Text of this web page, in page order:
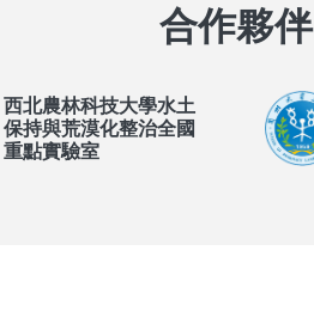
合作夥伴
西北農林科技大學水土
保持與荒漠化整治全國
重點實驗室